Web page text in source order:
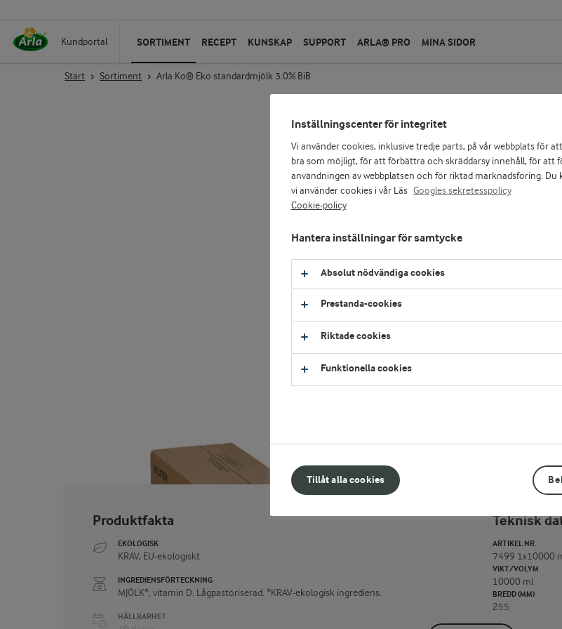
Kundportal SORTIMENT RECEPT KUNSKAP SUPPORT ARLA® PRO MINA SIDOR
Start Sortiment Arla Ko® Eko standardmjölk 3.0% BiB
Arla Ko®
Eko
10000 ml
Ekologisk mjölk från Arla,
med tydligt inslag av grädde.
och choklad. Standardmjölk -
gröt. Arla Ko® ekologisk färsk
vitamin B12. Protein bidrar till
normal benstomme.
Produktfakta
EKOLOGISK
KRAV, EU-ekologiskt
INGREDIENSFÖRTECKNING
MJÖLK*, vitamin D. Lågpastöriserad. *KRAV-ekologisk ingrediens.
HÅLLBARHET
Teknisk
ARTIKEL NR.
7499 1x10000
VIKT/VOLYM
10000 ml
BREDD (MM)
255
Inställningscenter för integritet
Vi använder cookies, inklusive tredje parts, på vår webbplats för
bra som möjligt, för att förbättra och skräddarsy innehåll, för att
användningen av webbplatsen och för riktad marknadsföring. Du
vi använder cookies i vår Läs Googles sekretesspolicy
Cookie-policy
Tillåt alla cookies
Hantera inställningar för samtycke
Absolut nödvändiga cookies
Prestanda-cookies
Riktade cookies
Funktionella cookies